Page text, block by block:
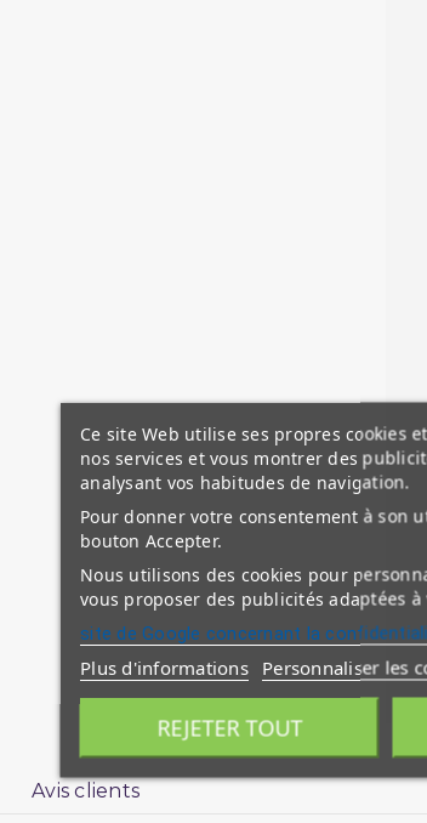
Avis clients
Ce site Web utilise ses propres cookies
nos services et vous montrer des
analysant vos habitudes de navigation.
Pour donner votre consentement à son
bouton Accepter.
Nous utilisons des cookies pour
vous proposer des publicités adaptées
site de Google concernant la
Plus d'informations Personnaliser les
REJETER TOUT